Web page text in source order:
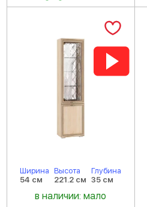
Ширина
54 см
Высота
221.2 см
Глубина
35 см
в наличии: мало